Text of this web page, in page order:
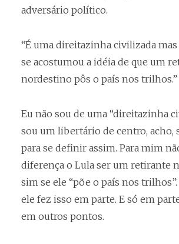
adversário político.
“É uma direitazinha civilizada mas
se acostumou a idéia de que um
nordestino pôs o país nos trilhos.”
Eu não sou de uma “direitazinha
sou um libertário de centro, acho,
para se definir assim. Para mim
diferença o Lula ser um retirante
sim se ele “põe o país nos trilhos”.
ele fez isso em parte. E só em
em outros pontos.